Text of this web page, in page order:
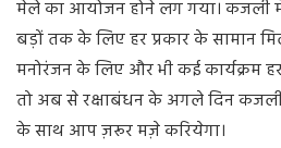
मेले का आयोजन होने लग गया।
बड़ों तक के लिए हर प्रकार के सामान
मनोरंजन के लिए और भी कई कार्यक्रम
तो अब से रक्षाबंधन के अगले दिन
के साथ आप ज़रूर मज़े करियेगा।